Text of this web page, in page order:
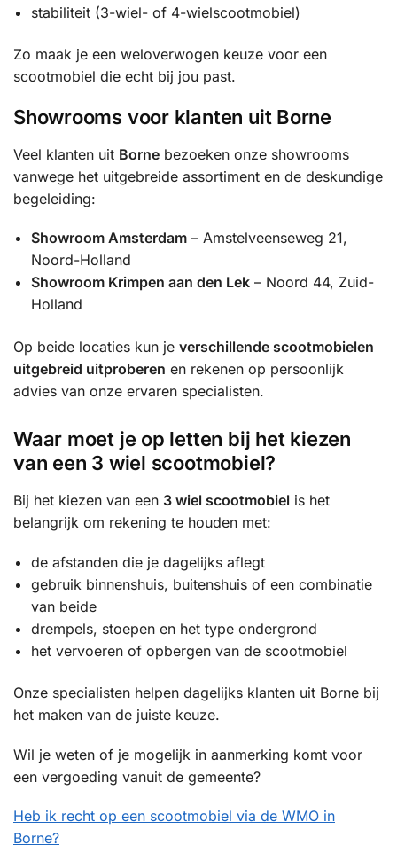
stabiliteit (3-wiel- of 4-wielscootmobiel)
Zo maak je een weloverwogen keuze voor een
scootmobiel die echt bij jou past.
Showrooms voor klanten uit Borne
Veel klanten uit Borne bezoeken onze showrooms
vanwege het uitgebreide assortiment en de deskundige
begeleiding:
Showroom Amsterdam – Amstelveenseweg 21,
Noord-Holland
Showroom Krimpen aan den Lek – Noord 44, Zuid-
Holland
Op beide locaties kun je verschillende scootmobielen
uitgebreid uitproberen en rekenen op persoonlijk
advies van onze ervaren specialisten.
Waar moet je op letten bij het kiezen
van een 3 wiel scootmobiel?
Bij het kiezen van een 3 wiel scootmobiel is het
belangrijk om rekening te houden met:
de afstanden die je dagelijks aflegt
gebruik binnenshuis, buitenshuis of een combinatie
van beide
drempels, stoepen en het type ondergrond
het vervoeren of opbergen van de scootmobiel
Onze specialisten helpen dagelijks klanten uit Borne bij
het maken van de juiste keuze.
Wil je weten of je mogelijk in aanmerking komt voor
een vergoeding vanuit de gemeente?
Heb ik recht op een scootmobiel via de WMO in
Borne?